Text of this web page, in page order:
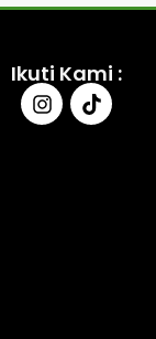
Ikuti Kami :